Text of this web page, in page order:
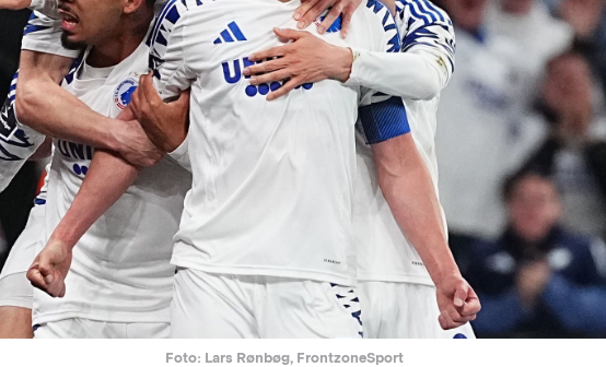
Foto: Lars Rønbøg, FrontzoneSport